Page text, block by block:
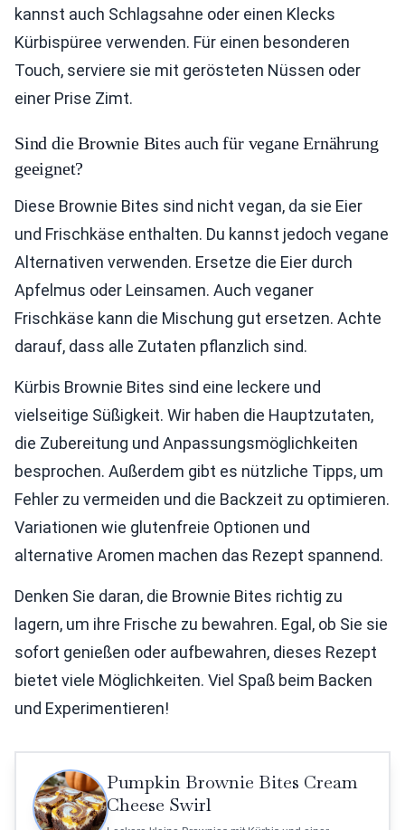
kannst auch Schlagsahne oder einen Klecks
Kürbispüree verwenden. Für einen besonderen
Touch, serviere sie mit gerösteten Nüssen oder
einer Prise Zimt.
Sind die Brownie Bites auch für vegane Ernährung
geeignet?
Diese Brownie Bites sind nicht vegan, da sie Eier
und Frischkäse enthalten. Du kannst jedoch vegane
Alternativen verwenden. Ersetze die Eier durch
Apfelmus oder Leinsamen. Auch veganer
Frischkäse kann die Mischung gut ersetzen. Achte
darauf, dass alle Zutaten pflanzlich sind.
Kürbis Brownie Bites sind eine leckere und
vielseitige Süßigkeit. Wir haben die Hauptzutaten,
die Zubereitung und Anpassungsmöglichkeiten
besprochen. Außerdem gibt es nützliche Tipps, um
Fehler zu vermeiden und die Backzeit zu optimieren.
Variationen wie glutenfreie Optionen und
alternative Aromen machen das Rezept spannend.
Denken Sie daran, die Brownie Bites richtig zu
lagern, um ihre Frische zu bewahren. Egal, ob Sie sie
sofort genießen oder aufbewahren, dieses Rezept
bietet viele Möglichkeiten. Viel Spaß beim Backen
und Experimentieren!
Pumpkin Brownie Bites Cream
Cheese Swirl